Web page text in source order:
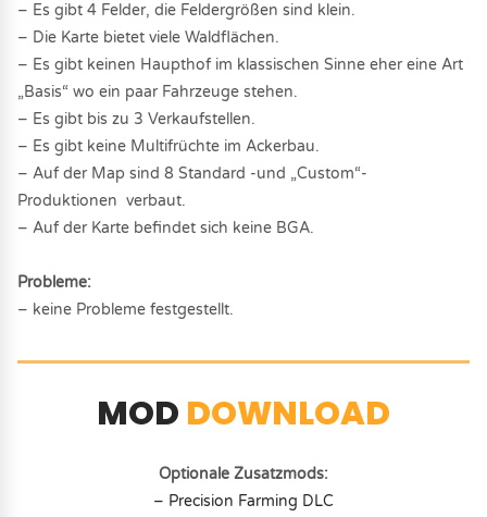
– Es gibt 4 Felder, die Feldergrößen sind klein.
– Die Karte bietet viele Waldflächen.
– Es gibt keinen Haupthof im klassischen Sinne eher eine Art
„Basis“ wo ein paar Fahrzeuge stehen.
– Es gibt bis zu 3 Verkaufstellen.
– Es gibt keine Multifrüchte im Ackerbau.
– Auf der Map sind 8 Standard -und „Custom“-
Produktionen verbaut.
– Auf der Karte befindet sich keine BGA.
Probleme:
– keine Probleme festgestellt.
MOD DOWNLOAD
Optionale Zusatzmods:
– Precision Farming DLC